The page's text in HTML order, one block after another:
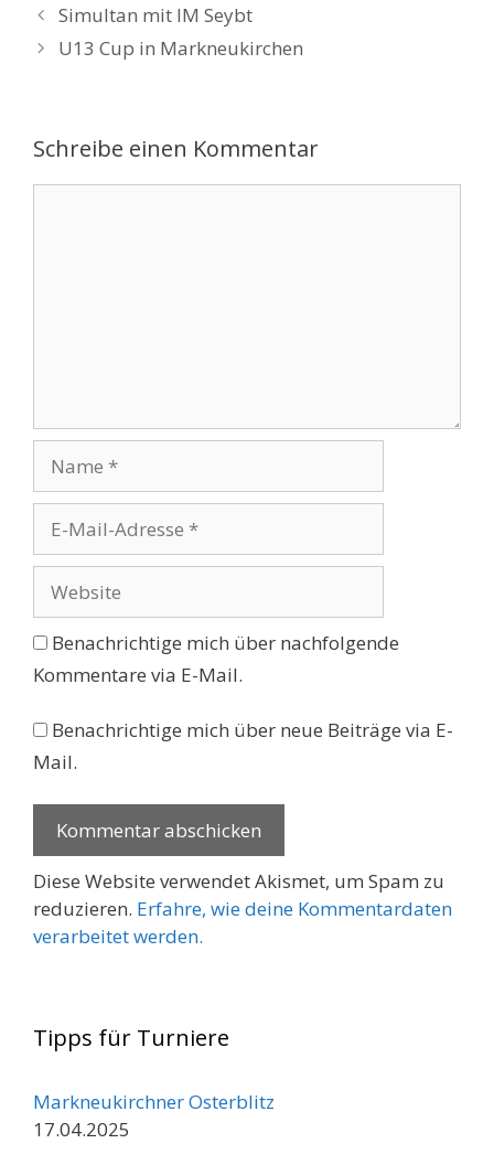
Simultan mit IM Seybt
U13 Cup in Markneukirchen
Schreibe einen Kommentar
Mail-
Adresse
Benachrichtige mich über nachfolgende
Kommentare via E-Mail.
Benachrichtige mich über neue Beiträge via E-
Mail.
Diese Website verwendet Akismet, um Spam zu
reduzieren. Erfahre, wie deine Kommentardaten
verarbeitet werden.
Tipps für Turniere
Markneukirchner Osterblitz
17.04.2025